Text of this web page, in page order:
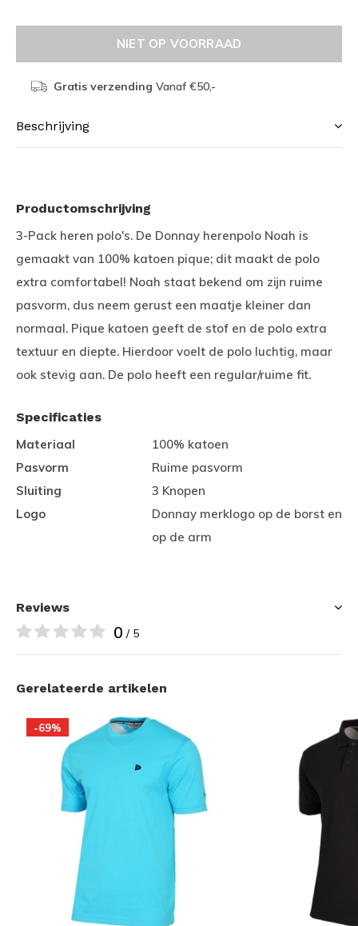
NIET OP VOORRAAD
Gratis verzending Vanaf €50,-
Beschrijving
Productomschrijving
3-Pack heren polo's. De Donnay herenpolo Noah is
gemaakt van 100% katoen pique; dit maakt de polo
extra comfortabel! Noah staat bekend om zijn ruime
pasvorm, dus neem gerust een maatje kleiner dan
normaal. Pique katoen geeft de stof en de polo extra
textuur en diepte. Hierdoor voelt de polo luchtig, maar
ook stevig aan. De polo heeft een regular/ruime fit.
Specificaties
Materiaal
100% katoen
Pasvorm
Ruime pasvorm
Sluiting
3 Knopen
Logo
Donnay merklogo op de borst en
op de arm
Reviews
0 / 5
Gerelateerde artikelen
-69%